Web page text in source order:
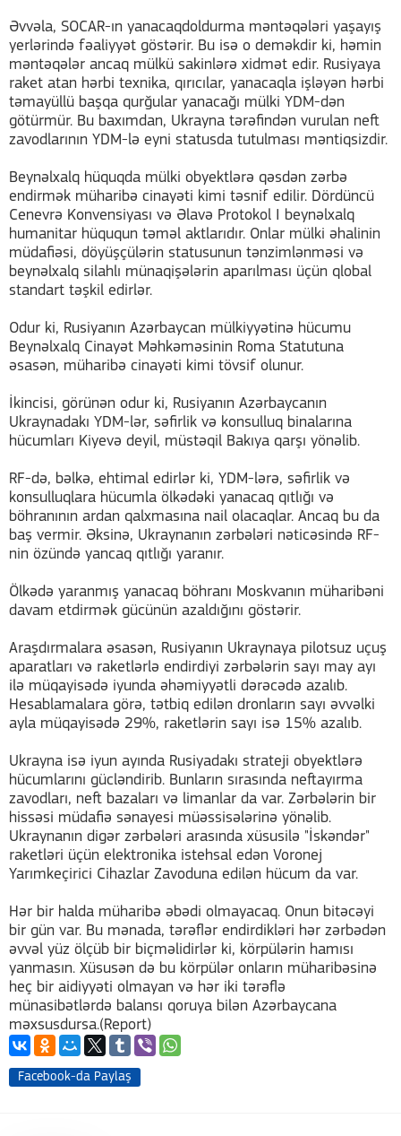
Əvvəla, SOCAR-ın yanacaqdoldurma məntəqələri yaşayış
yerlərində fəaliyyət göstərir. Bu isə o deməkdir ki, həmin
məntəqələr ancaq mülkü sakinlərə xidmət edir. Rusiyaya
raket atan hərbi texnika, qırıcılar, yanacaqla işləyən hərbi
təmayüllü başqa qurğular yanacağı mülki YDM-dən
götürmür. Bu baxımdan, Ukrayna tərəfindən vurulan neft
zavodlarının YDM-lə eyni statusda tutulması məntiqsizdir.
Beynəlxalq hüquqda mülki obyektlərə qəsdən zərbə
endirmək müharibə cinayəti kimi təsnif edilir. Dördüncü
Cenevrə Konvensiyası və Əlavə Protokol I beynəlxalq
humanitar hüququn təməl aktlarıdır. Onlar mülki əhalinin
müdafiəsi, döyüşçülərin statusunun tənzimlənməsi və
beynəlxalq silahlı münaqişələrin aparılması üçün qlobal
standart təşkil edirlər.
Odur ki, Rusiyanın Azərbaycan mülkiyyətinə hücumu
Beynəlxalq Cinayət Məhkəməsinin Roma Statutuna
əsasən, müharibə cinayəti kimi tövsif olunur.
İkincisi, görünən odur ki, Rusiyanın Azərbaycanın
Ukraynadakı YDM-lər, səfirlik və konsulluq binalarına
hücumları Kiyevə deyil, müstəqil Bakıya qarşı yönəlib.
RF-də, bəlkə, ehtimal edirlər ki, YDM-lərə, səfirlik və
konsulluqlara hücumla ölkədəki yanacaq qıtlığı və
böhranının ardan qalxmasına nail olacaqlar. Ancaq bu da
baş vermir. Əksinə, Ukraynanın zərbələri nəticəsində RF-
nin özündə yancaq qıtlığı yaranır.
Ölkədə yaranmış yanacaq böhranı Moskvanın müharibəni
davam etdirmək gücünün azaldığını göstərir.
Araşdırmalara əsasən, Rusiyanın Ukraynaya pilotsuz uçuş
aparatları və raketlərlə endirdiyi zərbələrin sayı may ayı
ilə müqayisədə iyunda əhəmiyyətli dərəcədə azalıb.
Hesablamalara görə, tətbiq edilən dronların sayı əvvəlki
ayla müqayisədə 29%, raketlərin sayı isə 15% azalıb.
Ukrayna isə iyun ayında Rusiyadakı strateji obyektlərə
hücumlarını gücləndirib. Bunların sırasında neftayırma
zavodları, neft bazaları və limanlar da var. Zərbələrin bir
hissəsi müdafiə sənayesi müəssisələrinə yönəlib.
Ukraynanın digər zərbələri arasında xüsusilə "İskəndər"
raketləri üçün elektronika istehsal edən Voronej
Yarımkeçirici Cihazlar Zavoduna edilən hücum da var.
Hər bir halda müharibə əbədi olmayacaq. Onun bitəcəyi
bir gün var. Bu mənada, tərəflər endirdikləri hər zərbədən
əvvəl yüz ölçüb bir biçməlidirlər ki, körpülərin hamısı
yanmasın. Xüsusən də bu körpülər onların müharibəsinə
heç bir aidiyyəti olmayan və hər iki tərəflə
münasibətlərdə balansı qoruya bilən Azərbaycana
məxsusdursa.(Report)
Facebook-da Paylaş